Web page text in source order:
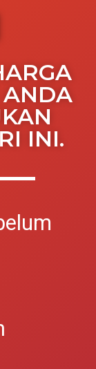
INI.